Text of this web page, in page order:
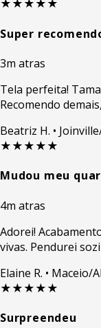
★★★★★
Super
3m atras
Tela perfeita!
Recomendo
Beatriz H. •
★★★★★
Mudou meu
4m atras
Adorei!
vivas. Pendurei
Elaine R. • Maceio/
★★★★★
Surpreendeu